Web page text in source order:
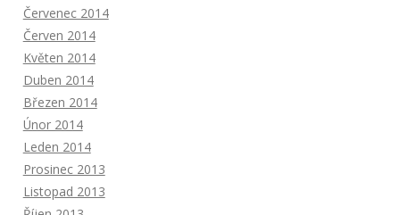
Červenec 2014
Červen 2014
Květen 2014
Duben 2014
Březen 2014
Únor 2014
Leden 2014
Prosinec 2013
Listopad 2013